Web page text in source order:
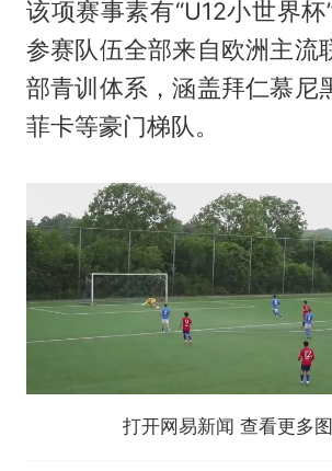
该项赛事素有“U12小世界
参赛队伍全部来自欧洲主流
部青训体系，涵盖拜仁慕尼
菲卡等豪门梯队。
打开网易新闻 查看更多